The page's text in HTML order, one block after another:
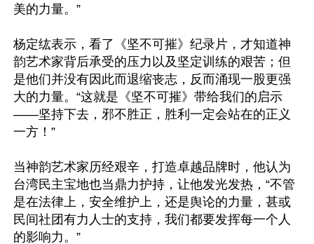
美的力量。”
杨定纮表示，看了《坚不可摧》纪录片，才知道神
韵艺术家背后承受的压力以及坚定训练的艰苦；但
是他们并没有因此而退缩丧志，反而涌现一股更强
大的力量。“这就是《坚不可摧》带给我们的启示
——坚持下去，邪不胜正，胜利一定会站在的正义
一方！”
当神韵艺术家历经艰辛，打造卓越品牌时，他认为
台湾民主宝地也当鼎力护持，让他发光发热，“不管
是在法律上，安全维护上，还是舆论的力量，甚或
民间社团有力人士的支持，我们都要发挥每一个人
的影响力。”